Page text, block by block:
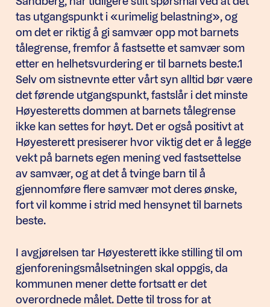
tas utgangspunkt i «urimelig belastning», og
om det er riktig å gi samvær opp mot barnets
tålegrense, fremfor å fastsette et samvær som
etter en helhetsvurdering er til barnets beste.1
Selv om sistnevnte etter vårt syn alltid bør være
det førende utgangspunkt, fastslår i det minste
Høyesteretts dommen at barnets tålegrense
ikke kan settes for høyt. Det er også positivt at
Høyesterett presiserer hvor viktig det er å legge
vekt på barnets egen mening ved fastsettelse
av samvær, og at det å tvinge barn til å
gjennomføre flere samvær mot deres ønske,
fort vil komme i strid med hensynet til barnets
beste.
I avgjørelsen tar Høyesterett ikke stilling til om
gjenforeningsmålsetningen skal oppgis, da
kommunen mener dette fortsatt er det
overordnede målet. Dette til tross for at